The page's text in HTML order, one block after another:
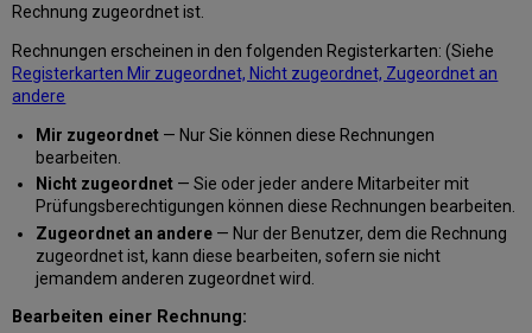
Rechnung zugeordnet ist.
Rechnungen erscheinen in den folgenden Registerkarten: (Siehe
Registerkarten Mir zugeordnet, Nicht zugeordnet, Zugeordnet an
andere
Mir zugeordnet— Nur Sie können diese Rechnungen
bearbeiten.
Nicht zugeordnet— Sie oder jeder andere Mitarbeiter mit
Prüfungsberechtigungen können diese Rechnungen bearbeiten.
Zugeordnet an andere— Nur der Benutzer, dem die Rechnung
zugeordnet ist, kann diese bearbeiten, sofern sie nicht
jemandem anderen zugeordnet wird.
Bearbeiten einer Rechnung: